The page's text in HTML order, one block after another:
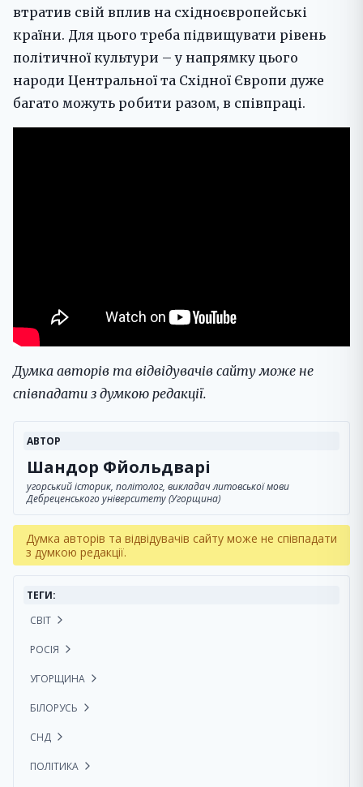
втратив свій вплив на східноєвропейські
країни. Для цього треба підвищувати рівень
політичної культури – у напрямку цього
народи Центральної та Східної Європи дуже
багато можуть робити разом, в співпраці.
Думка авторів та відвідувачів сайту може не
співпадати з думкою редакції.
АВТОР
Шандор Фйольдварі
угорський історик, політолог, викладач литовської мови
Дебреценського університету (Угорщина)
Думка авторів та відвідувачів сайту може не співпадати
з думкою редакції.
ТЕГИ:
СВІТ
РОСІЯ
УГОРЩИНА
БІЛОРУСЬ
СНД
ПОЛІТИКА